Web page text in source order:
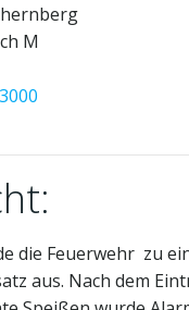
M
die Feuerwehr zu
aus. Nach dem